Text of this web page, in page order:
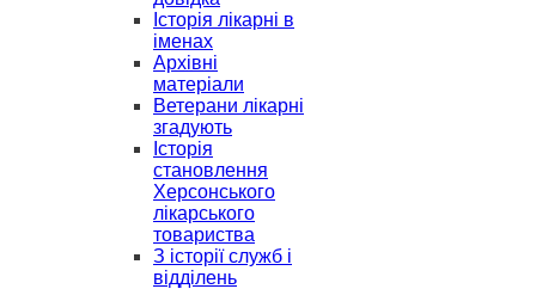
Історія лікарні в
іменах
Архівні
матеріали
Ветерани лікарні
згадують
Історія
становлення
Херсонського
лікарського
товариства
З історії служб і
відділень